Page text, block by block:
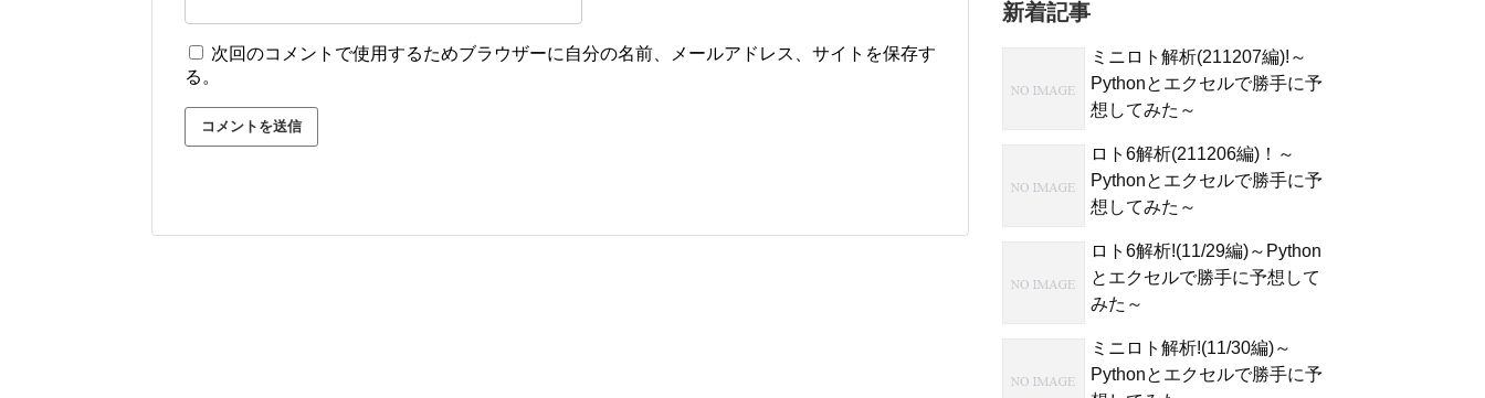
次回のコメントで使用するためブラウザーに自分の名前、メールアドレス、サイトを保存す
る。
新着記事
ミニロト解析(211207編)!～
Pythonとエクセルで勝手に予
想してみた～
ロト6解析(211206編)！～
Pythonとエクセルで勝手に予
想してみた～
ロト6解析!(11/29編)～Python
とエクセルで勝手に予想して
みた～
ミニロト解析!(11/30編)～
Pythonとエクセルで勝手に予